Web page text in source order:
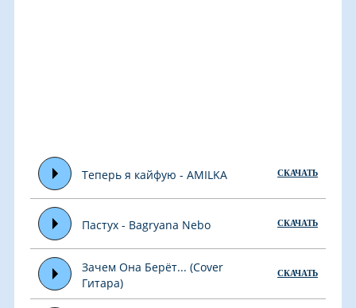
Теперь я кайфую - AMILKA СКАЧАТЬ
Пастух - Bagryana Nebo СКАЧАТЬ
Зачем Она Берёт... (Cover
Гитара)
СКАЧАТЬ